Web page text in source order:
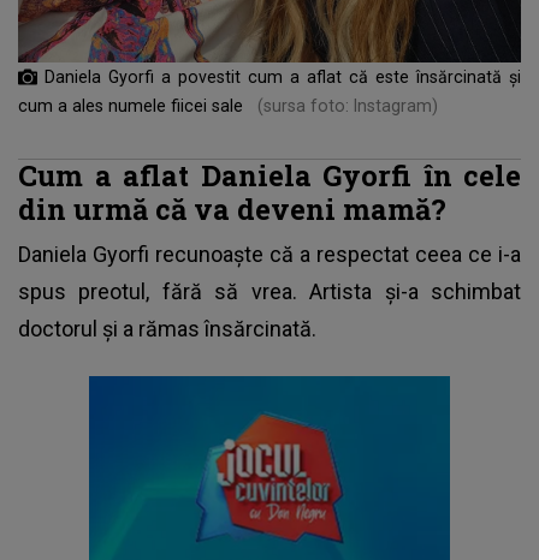
Daniela Gyorfi a povestit cum a aflat că este însărcinată și
cum a ales numele fiicei sale
(sursa foto: Instagram)
Cum a aflat Daniela Gyorfi în cele
din urmă că va deveni mamă?
Daniela Gyorfi recunoaște că a respectat ceea ce i-a
spus preotul, fără să vrea. Artista și-a schimbat
doctorul și a rămas însărcinată.